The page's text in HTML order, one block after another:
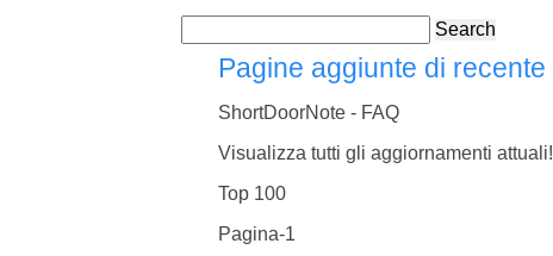
Search
Pagine aggiunte di recente
ShortDoorNote - FAQ
Visualizza tutti gli aggiornamenti attuali!
Top 100
Pagina-1